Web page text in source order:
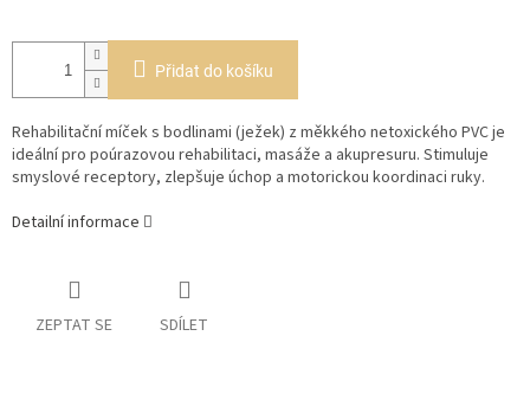
Přidat do košíku
Rehabilitační míček s bodlinami (ježek) z měkkého netoxického PVC je
ideální pro poúrazovou rehabilitaci, masáže a akupresuru. Stimuluje
smyslové receptory, zlepšuje úchop a motorickou koordinaci ruky.
Detailní informace
ZEPTAT SE SDÍLET